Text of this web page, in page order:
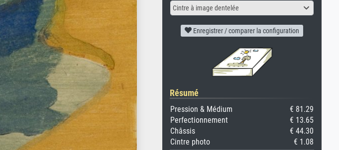
Cintre à image dentelée
Enregistrer / comparer la configuration
Résumé
Pression & Médium
€ 81.29
Perfectionnement
€ 13.65
Châssis
€ 44.30
Cintre photo
€ 1.08